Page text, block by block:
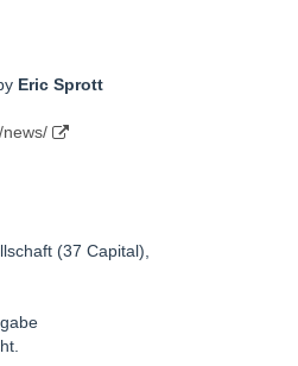
Eric Sprott
news/
(37 Capital),